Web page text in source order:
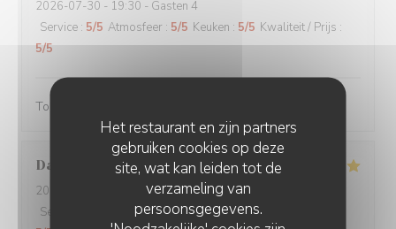
Het restaurant en zijn partners
gebruiken cookies op deze
site, wat kan leiden tot de
verzameling van
persoonsgegevens.
2026-07-30 - 19:30 - Gasten 4
Service : 5/5 Atmosfeer : 5/5 Keuken : 5/5 Kwaliteit / Prijs :
5/5
Toujours servi avec bonne humeur ! Plats délicieux
Damien
2026-08-01
- 19:15 - Gasten 3
Service
Atmosfeer: 5/5 Keuken:5/5 Kwaliteit / Prijs